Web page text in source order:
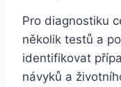
Pro diagnostiku
několik testů a
identifikovat
návyků a